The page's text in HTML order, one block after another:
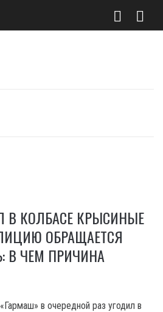
КОЛБАСЕ КРЫСИНЫЕ
ОБРАЩАЕТСЯ
В ЧЕМ ПРИЧИНА
в очередной раз угодил в